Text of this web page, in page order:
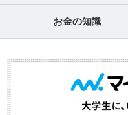
お金の知識